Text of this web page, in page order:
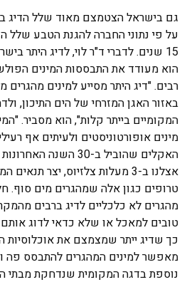
גם בישראל הצטמצם מאוד שלל הדיג
15 שנים. לדברי ד"ר לוי, לדיג היתר
הוא מעודד את התבססות המינים
רבים. "דיג היתר מסייע למינים
באזור האגן המזרחי של הים התיכון,
המקומיים בייתר קלות", הוא מסביר.
מינים אופורטוניסטים ולעיתים אף
האקלים שהוביל ב-30
אצלנו ב-3 מעלות צלזיוס, יצר
טרופים כגון אלה שמהגרים מים סוף.
מהגרים לא כלכליים לדיג ברבים
טובים למאכל או שלא כדאי לדוג
כך שדיג ייתר שמצמצם את אוכלוסיות
מאפשר למינים המהגרים להתבסס פה
נוספת בדגה המקומית שנדחקת מבתי